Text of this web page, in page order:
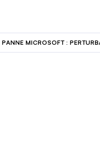
PANNE MICROSOFT :